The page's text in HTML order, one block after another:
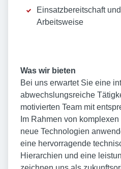
Einsatzbereitschaft
Arbeitsweise
Was wir bieten
Bei uns erwartet Sie eine
abwechslungsreiche
motivierten Team mit
Im Rahmen von
neue Technologien
eine hervorragende
Hierarchien und eine